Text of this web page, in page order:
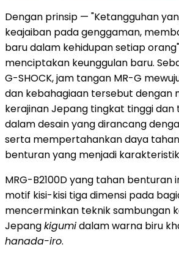
Dengan prinsip — "Ketangguhan
keajaiban pada genggaman,
baru dalam kehidupan setiap
menciptakan keunggulan baru.
G-SHOCK, jam tangan MR-G
dan kebahagiaan tersebut dengan
kerajinan Jepang tingkat tinggi
dalam desain yang dirancang
serta mempertahankan daya
benturan yang menjadi karakteristik
MRG-B2100D yang tahan benturan
motif kisi-kisi tiga dimensi pada
mencerminkan teknik sambungan
Jepangkigumidalam warna biru
hanada-iro.